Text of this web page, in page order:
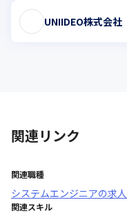
UNIIDEO株式会社
関連リンク
関連職種
システムエンジニアの求人
関連スキル